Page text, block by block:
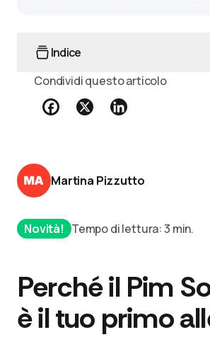
Indice
Condividi questo articolo
Martina Pizzutto
Novità! Tempo di lettura: 3 min.
Perché il Pim
è il tuo primo